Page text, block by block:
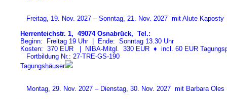
Freitag, 19. Nov. 2027 – Sonntag, 21. Nov. 2027 mit Alute Kaposty
Herrenteichstr. 1, 49074 Osnabrück, Tel.:
Beginn: Freitag 19 Uhr | Ende: Sonntag 13.30 Uhr
Kosten: 370 EUR | NIBA-Mitgl. 330 EUR ♦ incl. 60 EUR
Fortbildung Nr.: 27-TRE-GS-190
Tagungshäuser
Montag, 29. Nov. 2027 – Dienstag, 30. Nov. 2027 mit Barbara Oles